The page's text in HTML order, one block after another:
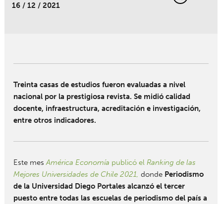
16 / 12 / 2021
Treinta casas de estudios fueron evaluadas a nivel
nacional por la prestigiosa revista. Se midió calidad
docente, infraestructura, acreditación e investigación,
entre otros indicadores.
Este mesAmérica Economía publicó el Ranking de las
Mejores Universidades de Chile 2021, donde Periodismo
de la Universidad Diego Portales alcanzó el tercer
puesto entre todas las escuelas de periodismo del país a